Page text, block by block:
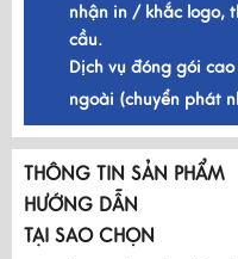
nhận in / khắc logo,
cầu.
Dịch vụ đóng gói
ngoài (chuyển phát
THÔNG TIN SẢN PHẨM
HƯỚNG DẪN
TẠI SAO CHỌN